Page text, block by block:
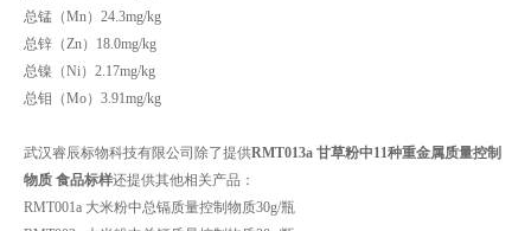
总锰（Mn） 24.3mg/kg
总锌（Zn） 18.0mg/kg
总镍（Ni） 2.17mg/kg
总钼（Mo） 3.91mg/kg
武汉睿辰标物科技有限公司除了提供RMT013a 甘草粉中11种重金属质量控制
物质 食品标样还提供其他相关产品：
RMT001a 大米粉中总镉质量控制物质30g/瓶